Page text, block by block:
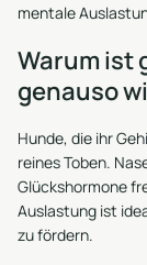
mentale
Warum ist
genauso
Hunde, die ihr
reines Toben.
Glückshormone
Auslastung ist
zu fördern.